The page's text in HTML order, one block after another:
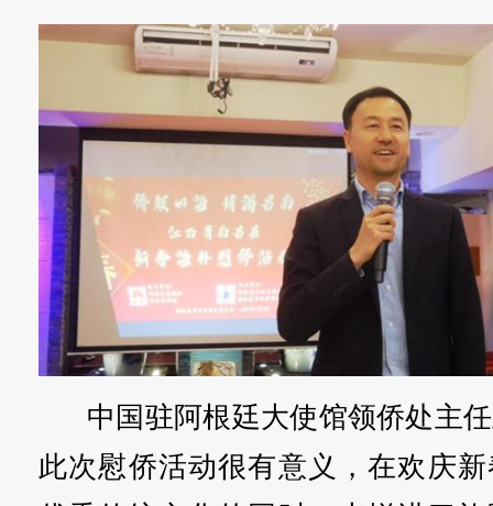
中国驻阿根廷大使馆领侨处主
此次慰侨活动很有意义，在欢庆